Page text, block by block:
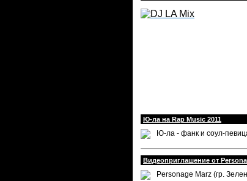
Ю-ла на Rap Music 2011
Ю-ла - фанк и соул-
Видеоприглашение от
Personage Marz (гр.